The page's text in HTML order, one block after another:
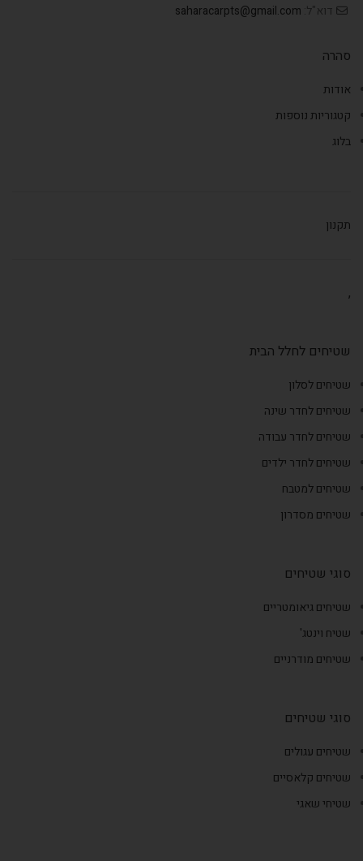
דוא"ל: saharacarpts@gmail.com
סהרה
אודות
קטגוריות נוספות
בלוג
תקנון
,
שטיחים לחלל הבית
שטיחים לסלון
שטיחים לחדר שינה
שטיחים לחדר עבודה
שטיחים לחדר ילדים
שטיחים למטבח
שטיחים מסדרון
סוגי שטיחים
שטיחים גיאומטריים
שטיח וינטג'
שטיחים מודרניים
סוגי שטיחים
שטיחים עגולים
שטיחים קלאסיים
שטיחי שאגי